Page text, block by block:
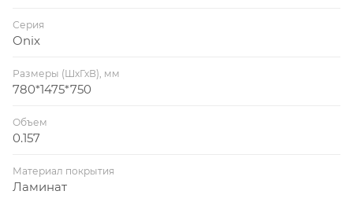
Серия
Onix
Размеры (ШхГхВ), мм
780*1475*750
Объем
0.157
Материал покрытия
Ламинат